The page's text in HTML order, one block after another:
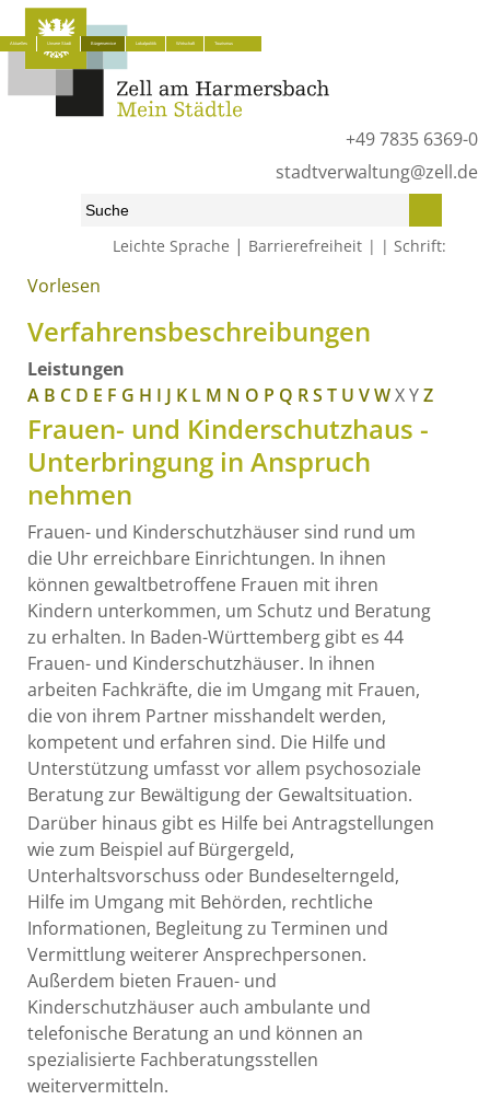
+49 7835 6369-0
stadtverwaltung@zell.de
Leichte Sprache | Barrierefreiheit Schrift:
Aktuelles Unsere Stadt Bürgerservice Lokalpolitik Wirtschaft Tourismus
Start» Bürgerservice »
Vorlesen
Verfahrensbeschreibungen
Leistungen
A B C D E F G H I J K L M N O P Q RS T U VWXYZ
Frauen- und Kinderschutzhaus -
Unterbringung in Anspruch
nehmen
Frauen- und Kinderschutzhäuser sind rund um
die Uhr erreichbare Einrichtungen. In ihnen
können gewaltbetroffene Frauen mit ihren
Kindern unterkommen, um Schutz und Beratung
zu erhalten. In Baden-Württemberg gibt es 44
Frauen- und Kinderschutzhäuser. In ihnen
arbeiten Fachkräfte, die im Umgang mit Frauen,
die von ihrem Partner misshandelt werden,
kompetent und erfahren sind. Die Hilfe und
Unterstützung umfasst vor allem psychosoziale
Beratung zur Bewältigung der Gewaltsituation.
Darüber hinaus gibt es Hilfe bei Antragstellungen
wie zum Beispiel auf Bürgergeld,
Unterhaltsvorschuss oder Bundeselterngeld,
Hilfe im Umgang mit Behörden, rechtliche
Informationen, Begleitung zu Terminen und
Vermittlung weiterer Ansprechpersonen.
Außerdem bieten Frauen- und
Kinderschutzhäuser auch ambulante und
telefonische Beratung an und können an
spezialisierte Fachberatungsstellen
weitervermitteln.